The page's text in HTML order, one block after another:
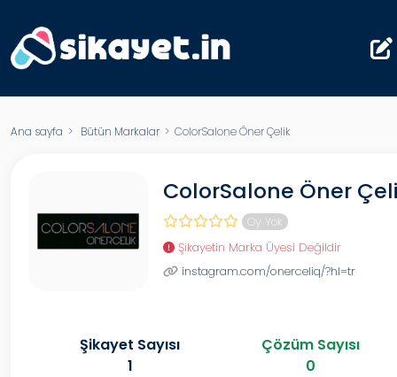
Ana sayfa > Bütün Markalar> ColorSalone Öner Çelik
ColorSalone Öner
Oy Yok
Şikayetin Marka Üyesi Değildir
instagram.com/onerceliq/?hl=tr
Şikayet Sayısı
1
Çözüm Sayısı
0